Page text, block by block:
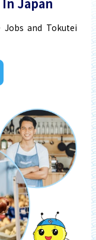
and Tokutei